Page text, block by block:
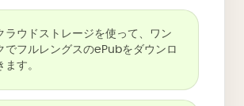
ラウドストレージを使って、ワン
でフルレングスのePubをダウンロ
ます。